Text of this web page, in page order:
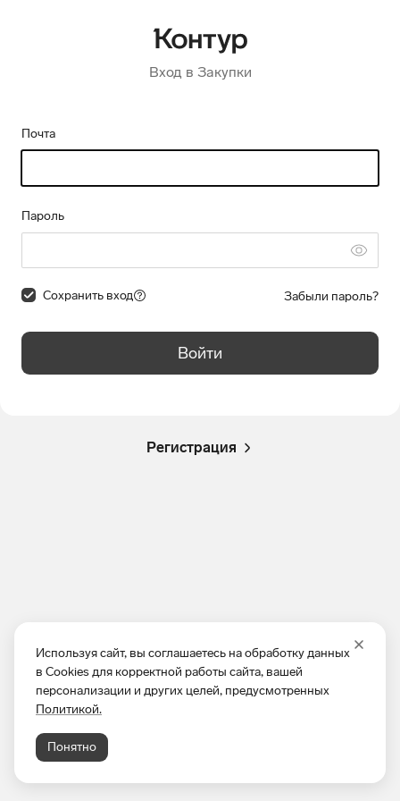
Используя сайт, вы соглашаетесь на обработку данных
в Cookies для корректной работы сайта, вашей
персонализации и других целей, предусмотренных
Политикой.
Понятно
Вход в Закупки
Почта
Пароль
Сохранить вход Забыли пароль?
Войти
Регистрация